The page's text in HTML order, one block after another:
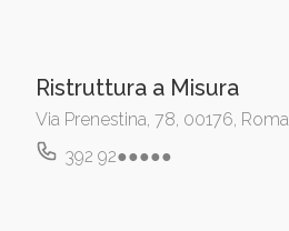
Ristruttura a Misura
Via Prenestina, 78, 00176,
392 92●●●●●